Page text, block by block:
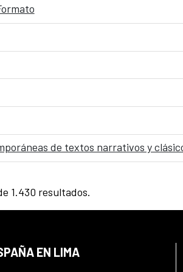
de textos narrativos y
1.430 resultados.
EN LIMA